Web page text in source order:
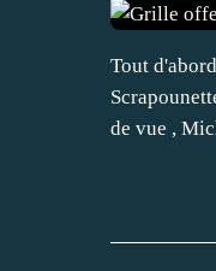
Tout
de vue ,